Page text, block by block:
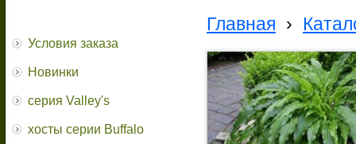
Условия заказа
Новинки
серия Valley's
хосты серии Buffalo
Главная ›